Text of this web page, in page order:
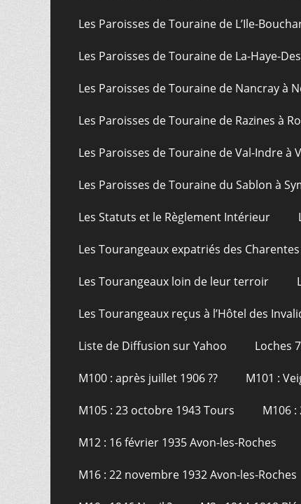
Les Paroisses de Touraine de L’Ile-
Les Paroisses de Touraine de La-Haye-
Les Paroisses de Touraine de Nancray à
Les Paroisses de Touraine de Razines à
Les Paroisses de Touraine de Val-Indre à
Les Paroisses de Touraine du Sablon à
Les Statuts et le Règlement Intérieur
Les Tourangeaux expatriés des
Les Tourangeaux loin de leur terroir
Les Tourangeaux reçus à l’Hôtel des
Liste de Diffusion sur Yahoo Loches
M100 : après juillet 1906 ?? M101 :
M105 : 23 octobre 1943 Tours M106
M12 : 16 février 1935 Avon-les-Roches
M16 : 22 novembre 1932 Avon-les-Roches